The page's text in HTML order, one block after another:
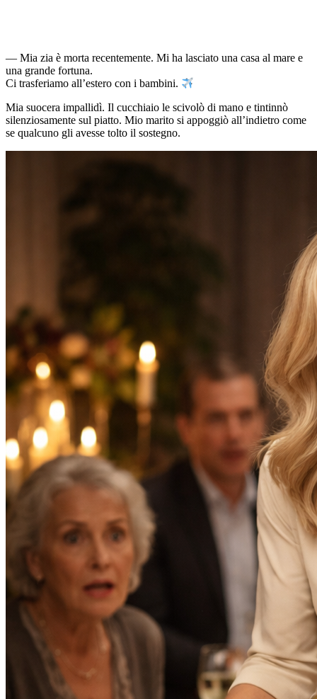
— Mia zia è morta recentemente. Mi ha lasciato una casa al mare e
una grande fortuna.
Ci trasferiamo all’estero con i bambini.
Mia suocera impallidì. Il cucchiaio le scivolò di mano e tintinnò
silenziosamente sul piatto. Mio marito si appoggiò all’indietro come
se qualcuno gli avesse tolto il sostegno.